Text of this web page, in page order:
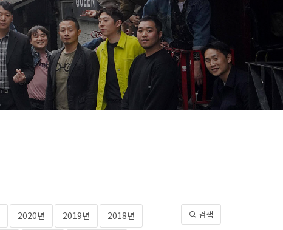
2020년 2019년 2018년 검색